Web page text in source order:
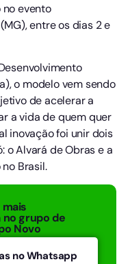
evento
entre os dias 2 e
o modelo vem sendo
de acelerar a
a vida de quem quer
inovação foi unir dois
o Alvará de Obras e a
Brasil.
grupo de
Novo
no Whatsapp